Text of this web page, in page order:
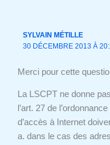
SYLVAIN MÉTILLE
30 DÉCEMBRE 2013 À
Merci pour cette
La LSCPT ne donne
l’art. 27 de
d’accès à Internet
a. dans le cas des